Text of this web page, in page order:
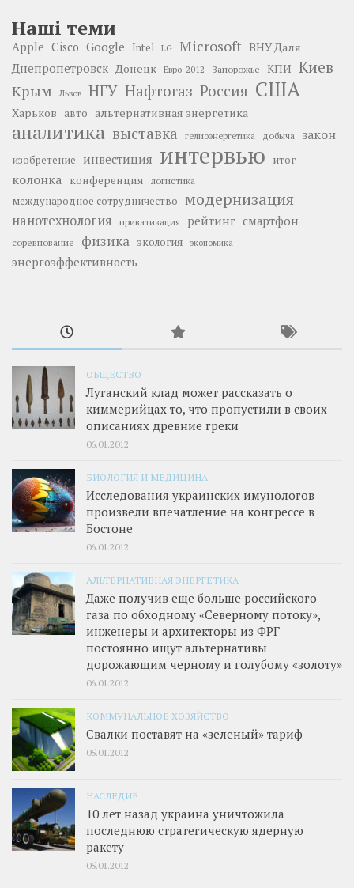
Наші теми
Apple Cisco Google Intel LG Microsoft ВНУ Даля
Днепропетровск Донецк Евро-2012 Запорожье КПИ Киев
Крым Львов НГУ Нафтогаз Россия США
Харьков авто альтернативная энергетика
аналитика выставка гелиоэнергетика добыча закон
изобретение инвестиция интервью итог
колонка конференция логистика
международное сотрудничество модернизация
нанотехнология приватизация рейтинг смартфон
соревнование физика экология экономика
энергоэффективность
ОБЩЕСТВО
Луганский клад может рассказать о
киммерийцах то, что пропустили в своих
описаниях древние греки
06.01.2012
БИОЛОГИЯ И МЕДИЦИНА
Исследования украинских имунологов
произвели впечатление на конгрессе в
Бостоне
06.01.2012
АЛЬТЕРНАТИВНАЯ ЭНЕРГЕТИКА
Даже получив еще больше российского
газа по обходному «Северному потоку»,
инженеры и архитекторы из ФРГ
постоянно ищут альтернативы
дорожающим черному и голубому «золоту»
06.01.2012
КОММУНАЛЬНОЕ ХОЗЯЙСТВО
Свалки поставят на «зеленый» тариф
05.01.2012
НАСЛЕДИЕ
10 лет назад украина уничтожила
последнюю стратегическую ядерную
ракету
05.01.2012